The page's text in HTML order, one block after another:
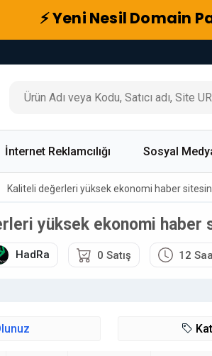
⚡ Yeni Nesil Domain
İnternet Reklamcılığı Sosyal
Kaliteli değerleri yüksek ekonomi haber
yüksek ekonomi haber
HadRa 0 Satış 12